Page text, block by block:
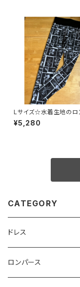
Lサイズ☆水着生地のロ
ギンス
¥5,280
CATEGORY
ドレス
ベアトップ型ドレス （カ
ロンパース